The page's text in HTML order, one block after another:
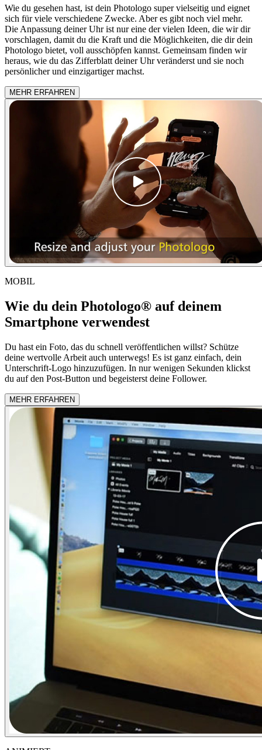
Wie du gesehen hast, ist dein Photologo super vielseitig und eignet
sich für viele verschiedene Zwecke. Aber es gibt noch viel mehr.
Die Anpassung deiner Uhr ist nur eine der vielen Ideen, die wir dir
vorschlagen, damit du die Kraft und die Möglichkeiten, die dir dein
Photologo bietet, voll ausschöpfen kannst. Gemeinsam finden wir
heraus, wie du das Zifferblatt deiner Uhr veränderst und sie noch
persönlicher und einzigartiger machst.
MEHR ERFAHREN
MOBIL
Wie du dein Photologo® auf deinem
Smartphone verwendest
Du hast ein Foto, das du schnell veröffentlichen willst? Schütze
deine wertvolle Arbeit auch unterwegs! Es ist ganz einfach, dein
Unterschrift-Logo hinzuzufügen. In nur wenigen Sekunden klickst
du auf den Post-Button und begeisterst deine Follower.
MEHR ERFAHREN